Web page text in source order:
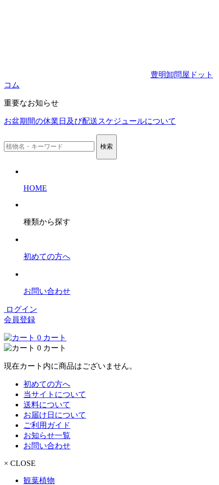
豊明卸問屋ドット
コム
重要なお知らせ
お盆期間の休業日及び配送スケジュールについて
検索
HOME
種類から探す
初めての方へ
お問い合わせ
ログイン
会員登録
0 カート
0 カート
現在カート内に商品はございません。
初めての方へ
当サイトについて
送料について
お届け日について
ご利用ガイド
お知らせ一覧
お問い合わせ
× CLOSE
観葉植物